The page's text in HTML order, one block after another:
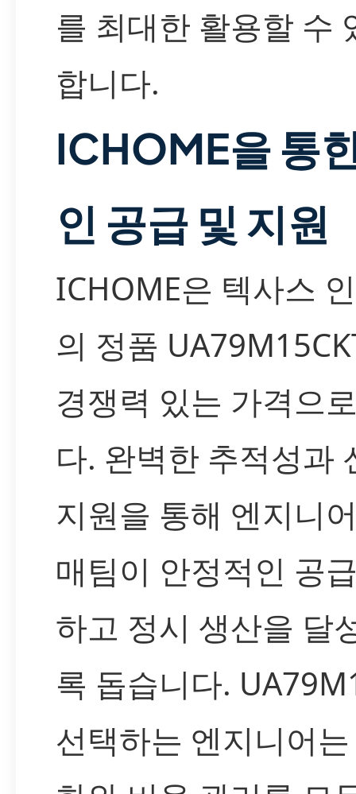
를 최대한 활용할 수
합니다.
ICHOME을 통
인 공급 및 지원
ICHOME은 텍사스
의 정품
경쟁력 있는 가격으
다. 완벽한 추적성과
지원을 통해 엔지니
매팀이 안정적인 공
하고 정시 생산을 달
록 돕습니다.
선택하는 엔지니어